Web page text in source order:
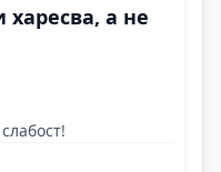
харесва, а не